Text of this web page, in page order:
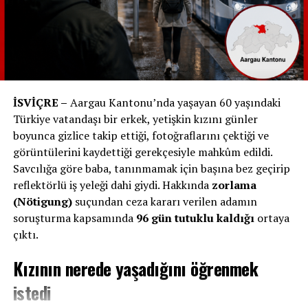
kadınlar starlarla çalıştıkları için yüksek bahşişler
alıyordu ve hallerinden memnundu” diyerek suçlamaları
Madonna’nın Haberi Var mıydı?
Hukukçular ve uzmanlar, Madonna’nın bu sömürü
düzeninden haberdar olmasının pek mümkün
olmadığını belirtiyor. Ünlü yıldızın Gstaad’da mülkü
olmadığı, konakladığı lüks şaleleri kiraladığı biliniyor. Bu
nedenle temizlik personelinin, şale sahipleri veya
aracılar tarafından sağlandığı ve Madonna’nın
çalışanların hangi şartlarda çalıştırıldığını bilmediği
tahmin ediliyor.
kadınların bazıları:
• Pasaportlarına el konulduğunu,
• Sürekli baskı altında tutulduklarını,
İSVİÇRE – Aargau Kantonu’nda yaşayan 60 yaşındaki
Türkiye vatandaşı bir erkek, yetişkin kızını günler
boyunca gizlice takip ettiği, fotoğraflarını çektiği ve
görüntülerini kaydettiği gerekçesiyle mahkûm edildi.
Savcılığa göre baba, tanınmamak için başına bez geçirip
reflektörlü iş yeleği dahi giydi. Hakkında zorlama
(Nötigung)suçundan ceza kararı verilen adamın
soruşturma kapsamında 96 gün tutuklu kaldığıortaya
çıktı.
Kızının nerede yaşadığını öğrenmek
istedi